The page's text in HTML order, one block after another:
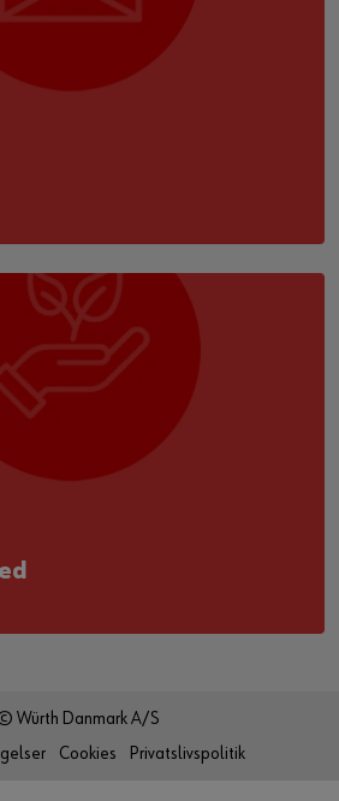
Würth Danmark A/S
Cookies Privatslivspolitik